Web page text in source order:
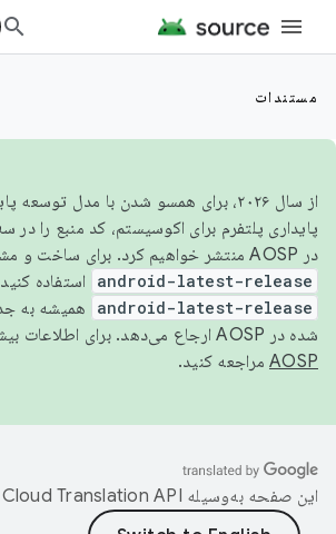
مستندات
از سال ۲۰۲۶، برای همسو شدن با مدل
پایداری پلتفرم برای اکوسیستم، کد منبع را در
در AOSP منتشر خواهیم کرد. برای ساخت و مشارکت در AOSP،
android-latest-release استفاده
android-latest-release
همیشه به
شده در AOSP ارجاع می‌دهد. برای اطلاعات بیشتر، به
AOSP مراجعه کنید.
این صفحه به‌وسیله